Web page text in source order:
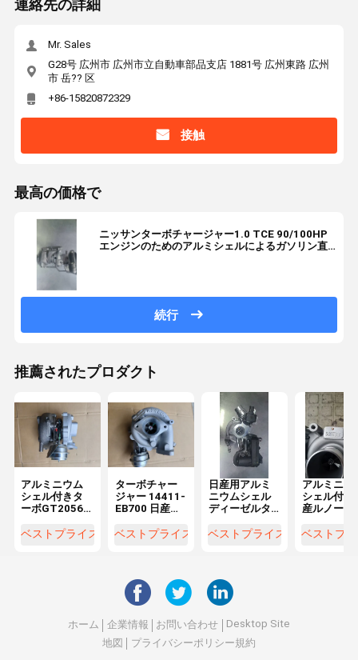
連絡先の詳細
Mr. Sales
G28号 広州市 広州市立自動車部品支店 1881号 広州東路 広州
市 岳?? 区
+86-15820872329
接触
最高の価格で
ニッサンターボチャージャー1.0 TCE 90/100HP
エンジンのためのアルミシェルによるガソリン直
続行
推薦されたプロダクト
アルミニウム
シェル付きタ
ーボGT2056V
日産ナバラ
ベストプライス
ターボチャー
ジャー 14411-
EB700 日産ナ
用ダイレクト
ベストプライス
日産用アルミ
ニウムシェル
ディーゼルタ
ャー、ターボ
ベストプライス
アルミニウ
シェル付き
産ルノーメ
ディーゼル
ベストプ
ホーム 企業情報 お問い合わせ
Desktop Site
地図
プライバシーポリシー規約